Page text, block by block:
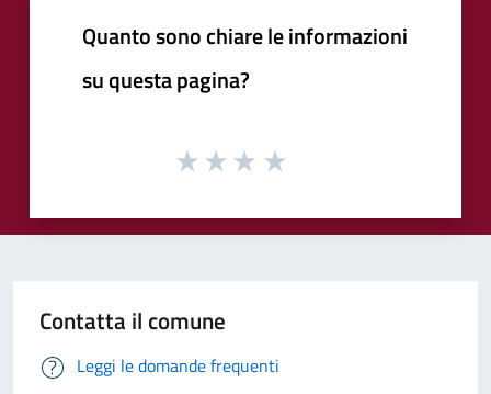
Quanto sono chiare le informazioni
su questa pagina?
Contatta il comune
Leggi le domande frequenti